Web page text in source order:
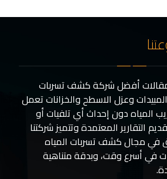
أفضل شركة كشف تسربات
وعزل الاسطح والخزانات تعمل
دون إحداث أي تلفيات أو
التقارير المعتمدة وتتميز شركتنا
في مجال كشف تسربات المياه
في أسرع وقت، وبدقة متناهية